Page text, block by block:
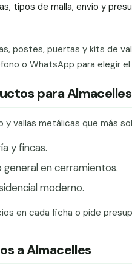
tipos de malla, envío y
postes, puertas y kits de
o WhatsApp para elegir
para Almacelles
y vallas metálicas que más
y fincas.
en cerramientos.
moderno.
en cada ficha o pide
a Almacelles